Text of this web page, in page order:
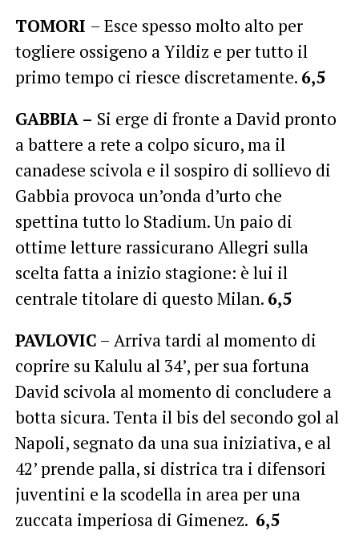
TOMORI – Esce spesso molto alto per
togliere ossigeno a Yildiz e per tutto il
primo tempo ci riesce discretamente. 6,5
GABBIA – Si erge di fronte a David pronto
a battere a rete a colpo sicuro, ma il
canadese scivola e il sospiro di sollievo di
Gabbia provoca un’onda d’urto che
spettina tutto lo Stadium. Un paio di
ottime letture rassicurano Allegri sulla
scelta fatta a inizio stagione: è lui il
centrale titolare di questo Milan. 6,5
PAVLOVIC – Arriva tardi al momento di
coprire su Kalulu al 34’, per sua fortuna
David scivola al momento di concludere a
botta sicura. Tenta il bis del secondo gol al
Napoli, segnato da una sua iniziativa, e al
42’ prende palla, si districa tra i difensori
juventini e la scodella in area per una
zuccata imperiosa di Gimenez. 6,5